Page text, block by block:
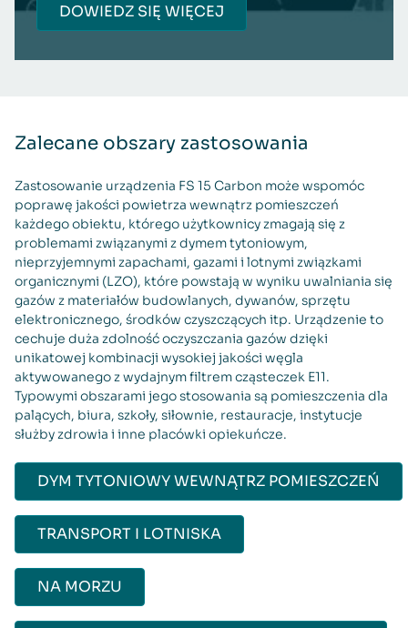
DOWIEDZ SIĘ WIĘCEJ
Zalecane obszary zastosowania
Zastosowanie urządzenia FS 15 Carbon może wspomóc
poprawę jakości powietrza wewnątrz pomieszczeń
każdego obiektu, którego użytkownicy zmagają się z
problemami związanymi z dymem tytoniowym,
nieprzyjemnymi zapachami, gazami i lotnymi związkami
organicznymi (LZO), które powstają w wyniku uwalniania się
gazów z materiałów budowlanych, dywanów, sprzętu
elektronicznego, środków czyszczących itp. Urządzenie to
cechuje duża zdolność oczyszczania gazów dzięki
unikatowej kombinacji wysokiej jakości węgla
aktywowanego z wydajnym filtrem cząsteczek E11.
Typowymi obszarami jego stosowania są pomieszczenia dla
palących, biura, szkoły, siłownie, restauracje, instytucje
służby zdrowia i inne placówki opiekuńcze.
DYM TYTONIOWY WEWNĄTRZ POMIESZCZEŃ
TRANSPORT I LOTNISKA
NA MORZU